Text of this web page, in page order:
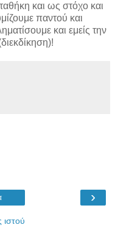
και ως στόχο και
παντού και
και εμείς την
›